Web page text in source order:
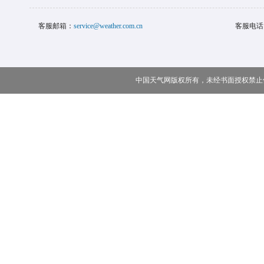
客服邮箱： service@weather.com.cn 客服电
中国天气网版权所有，未经书面授权